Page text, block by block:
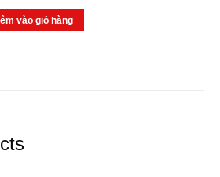
gốc
là:
vào giỏ hàng